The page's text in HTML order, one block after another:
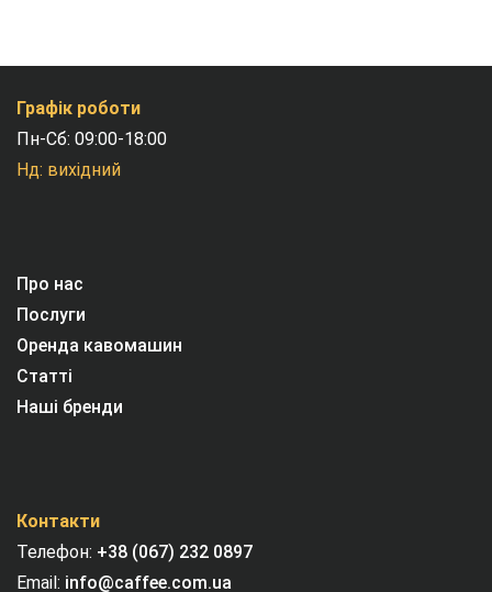
Графік роботи
Пн-Сб: 09:00-18:00
Нд: вихідний
Про нас
Послуги
Оренда кавомашин
Статті
Наші бренди
Контакти
Телефон: +38 (067) 232 0897
Email: info@caffee.com.ua